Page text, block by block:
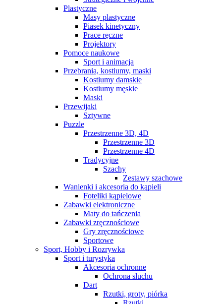
Plastyczne
Masy plastyczne
Piasek kinetyczny
Prace ręczne
Projektory
Pomoce naukowe
Sport i animacja
Przebrania, kostiumy, maski
Kostiumy damskie
Kostiumy męskie
Maski
Przewijaki
Sztywne
Puzzle
Przestrzenne 3D, 4D
Przestrzenne 3D
Przestrzenne 4D
Tradycyjne
Szachy
Zestawy szachowe
Wanienki i akcesoria do kąpieli
Foteliki kąpielowe
Zabawki elektroniczne
Maty do tańczenia
Zabawki zręcznościowe
Gry zręcznościowe
Sportowe
Sport, Hobby i Rozrywka
Sport i turystyka
Akcesoria ochronne
Ochrona słuchu
Dart
Rzutki, groty, piórka